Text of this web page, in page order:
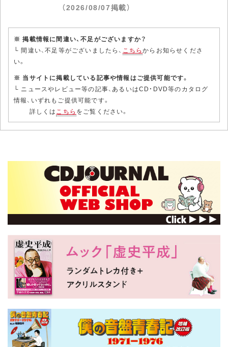
（2026/08/07掲載）
※ 掲載情報に間違い、不足がございますか？
└ 間違い、不足等がございましたら、 こちらからお知らせくださ
い。
※ 当サイトに掲載している記事や情報はご提供可能です。
└ ニュースやレビュー等の記事、あるいはCD・DVD等のカタログ
情報、いずれもご提供可能です。
詳しくは こちら をご覧ください。